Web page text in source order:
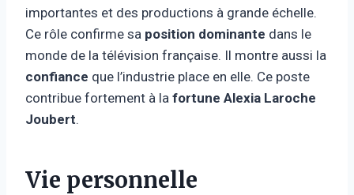
importantes et des productions à grande échelle.
Ce rôle confirme sa position dominante dans le
monde de la télévision française. Il montre aussi la
confiance que l’industrie place en elle. Ce poste
contribue fortement à la fortune Alexia Laroche
Joubert.
Vie personnelle